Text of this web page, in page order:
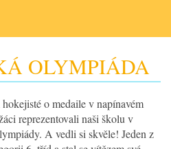
OLYMPIÁDA
o medaile v napínavém
reprezentovali naši školu v
A vedli si skvěle! Jeden z